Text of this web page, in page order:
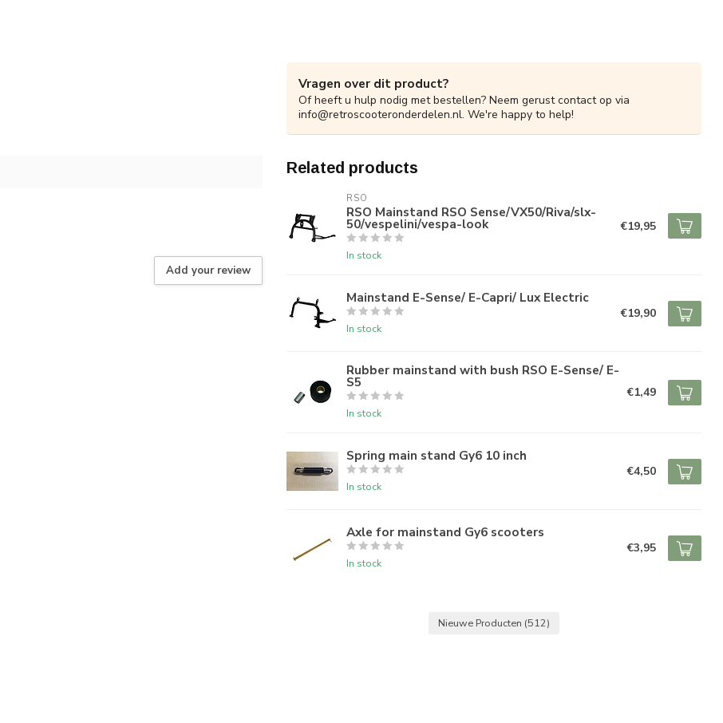
Add your review
Vragen over dit product?
Of heeft u hulp nodig met bestellen? Neem gerust contact op via
info@retroscooteronderdelen.nl. We're happy to help!
Related products
RSO
RSO Mainstand RSO Sense/VX50/Riva/slx-
50/vespelini/vespa-look
In stock
€19,95
Mainstand E-Sense/ E-Capri/ Lux Electric
In stock
€19,90
Rubber mainstand with bush RSO E-Sense/ E-
S5
In stock
€1,49
Spring main stand Gy6 10 inch
In stock
€4,50
Axle for mainstand Gy6 scooters
In stock
€3,95
Nieuwe Producten (512)